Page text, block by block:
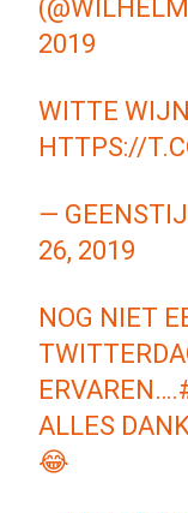
2019
WITTE WIJN
HTTPS://
—
26, 2019
NOG NIET
ERVAREN….
ALLES
😂